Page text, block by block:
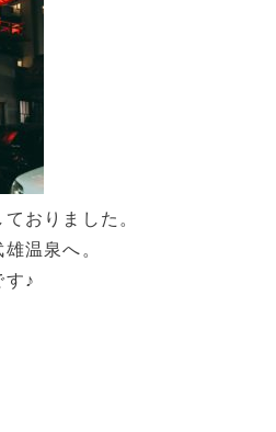
おりました。
温泉へ。
♪